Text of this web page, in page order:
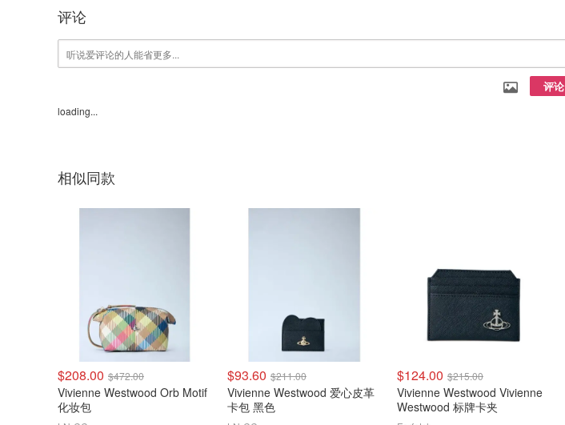
评论
评论
loading...
相似同款
$208.00 $472.00
Vivienne Westwood Orb Motif
化妆包
$93.60 $211.00
Vivienne Westwood 爱心皮革
卡包 黑色
$124.00 $215.00
Vivienne Westwood Vivienne
Westwood 标牌卡夹